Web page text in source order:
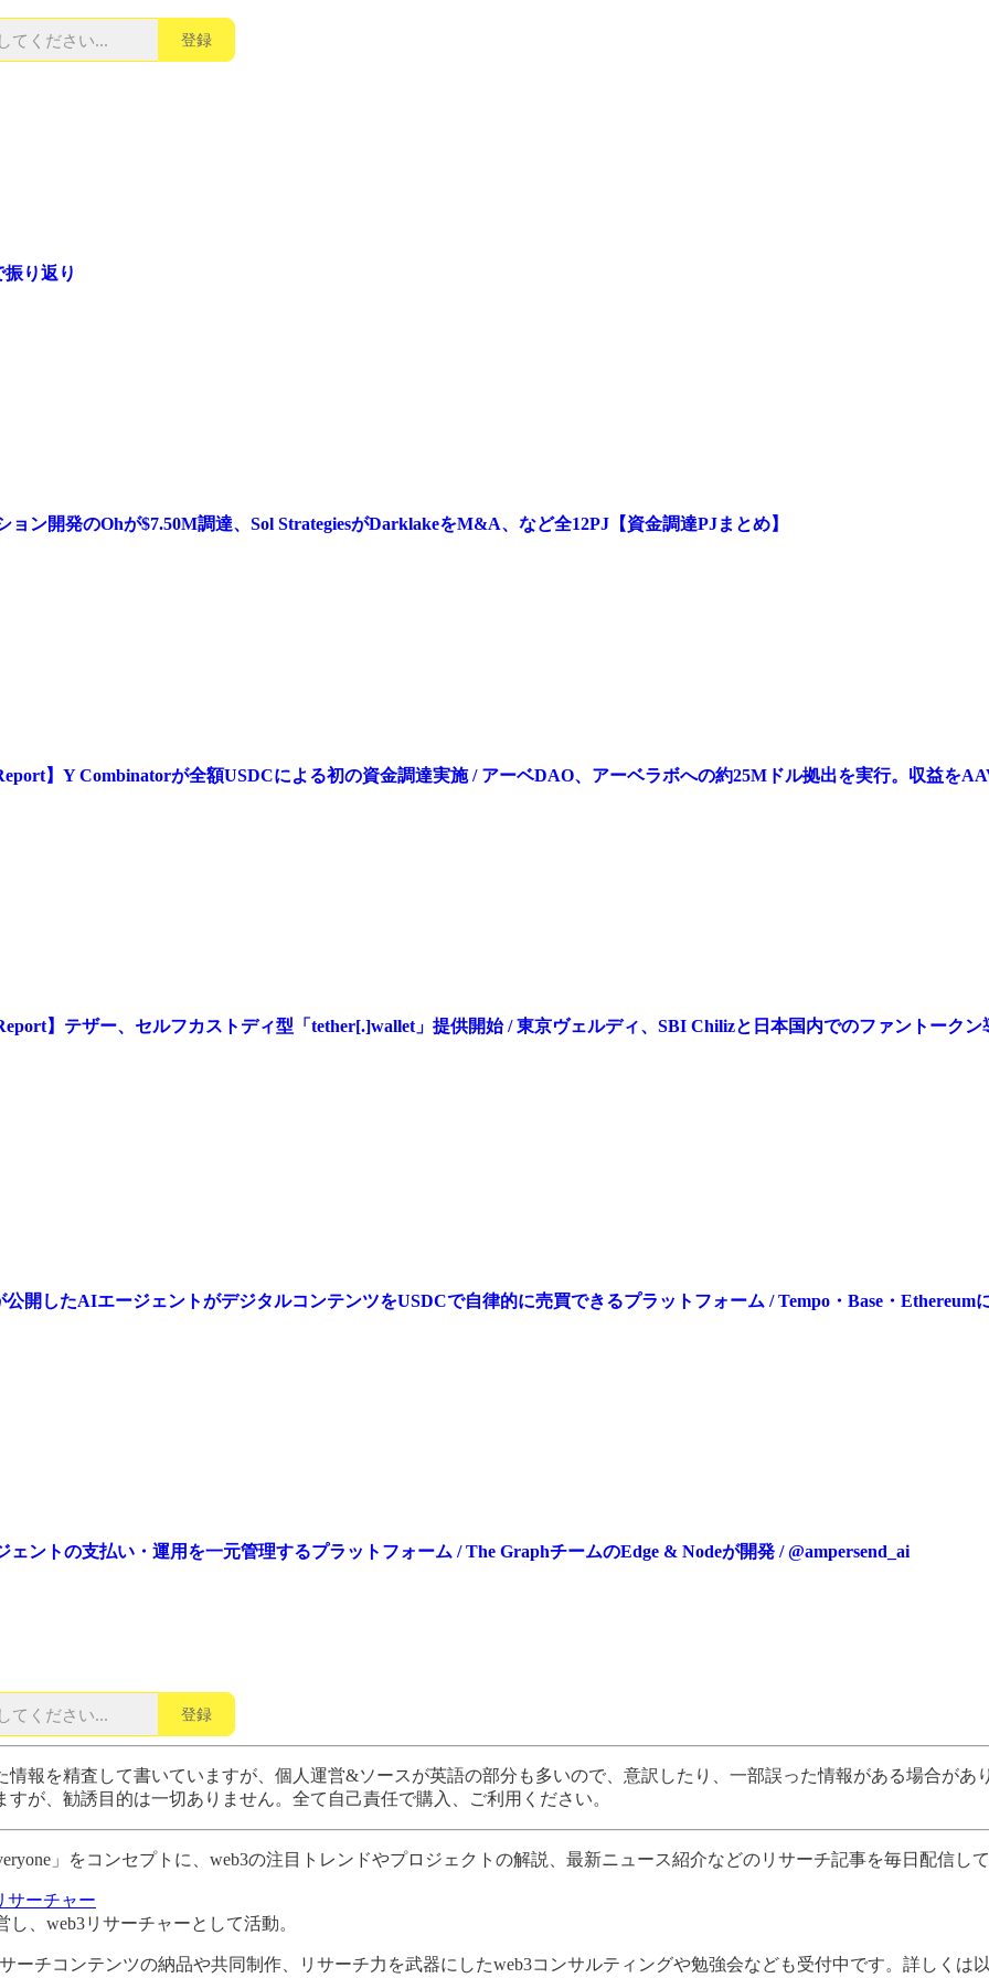
登録
り返り
ン開発のOhが$7.50M調達、Sol StrategiesがDarklakeをM&A、など全12PJ【資金調達PJまとめ】
】Y Combinatorが全額USDCによる初の資金調達実施 / アーベDAO、アーベラボへの約25Mドル拠出を実行。収益を
】テザー、セルフカストディ型「tether[.]wallet」提供開始 / 東京ヴェルディ、SBI Chilizと日本国内でのファントーク
開したAIエージェントがデジタルコンテンツをUSDCで自律的に売買できるプラットフォーム / Tempo・Base・Ethereum
ェントの支払い・運用を一元管理するプラットフォーム / The GraphチームのEdge & Nodeが開発 / @ampersend_ai
登録
情報を精査して書いていますが、個人運営&ソースが英語の部分も多いので、意訳したり、一部誤った情報がある場合があ
すが、勧誘目的は一切ありません。全て自己責任で購入、ご利用ください。
」をコンセプトに、web3の注目トレンドやプロジェクトの解説、最新ニュース紹介などのリサーチ記事を毎日配信して
サーチャー
し、web3リサーチャーとして活動。
ーチコンテンツの納品や共同制作、リサーチ力を武器にしたweb3コンサルティングや勉強会なども受付中です。詳しくは